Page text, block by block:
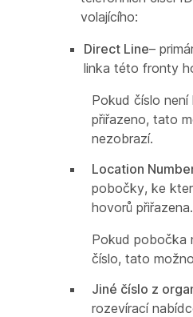
volajícího:
Direct Line–
linka této fronty
Pokud číslo
přiřazeno, tato
nezobrazí.
Location
pobočky, ke
hovorů přiřazena.
Pokud pobočka
číslo, tato
Jiné číslo z
rozevírací